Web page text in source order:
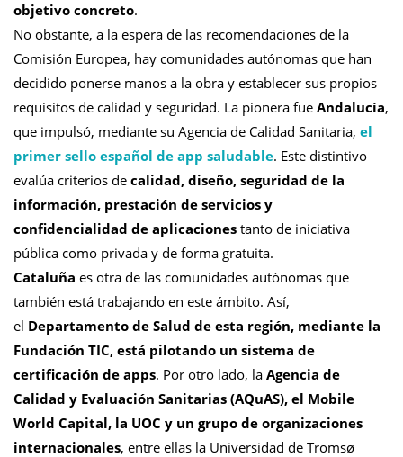
objetivo concreto.
No obstante, a la espera de las recomendaciones de la
Comisión Europea, hay comunidades autónomas que han
decidido ponerse manos a la obra y establecer sus propios
requisitos de calidad y seguridad. La pionera fue Andalucía,
que impulsó, mediante su Agencia de Calidad Sanitaria, el
primer sello español de app saludable. Este distintivo
evalúa criterios de calidad, diseño, seguridad de la
información, prestación de servicios y
confidencialidad de aplicaciones tanto de iniciativa
pública como privada y de forma gratuita.
Cataluña es otra de las comunidades autónomas que
también está trabajando en este ámbito. Así,
el Departamento de Salud de esta región, mediante la
Fundación TIC, está pilotando un sistema de
certificación de apps. Por otro lado, la Agencia de
Calidad y Evaluación Sanitarias (AQuAS), el Mobile
World Capital, la UOC y un grupo de organizaciones
internacionales, entre ellas la Universidad de Tromsø